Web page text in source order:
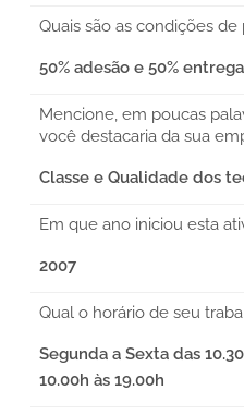
Quais são as condições
50% adesão e 50%
Mencione, em poucas
você destacaria da sua
Classe e Qualidade dos
Em que ano iniciou esta
2007
Qual o horário de seu
Segunda a Sexta das
10.00h às 19.00h